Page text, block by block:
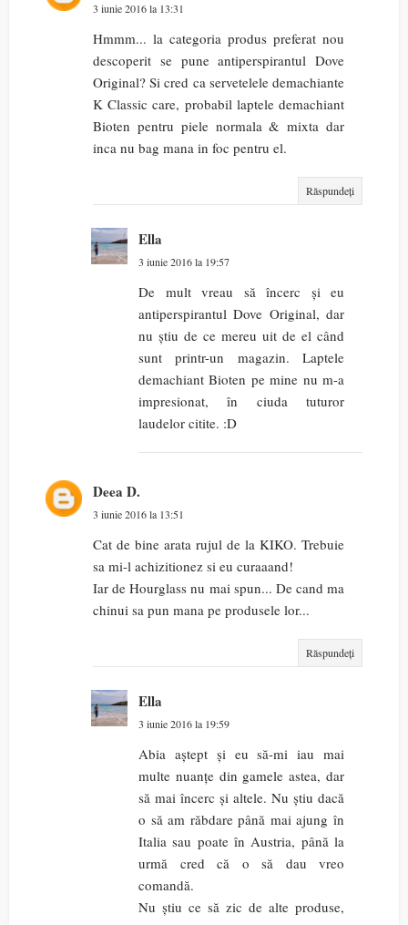
3 iunie 2016 la 13:31
Hmmm... la categoria produs preferat nou
descoperit se pune antiperspirantul Dove
Original? Si cred ca servetelele demachiante
K Classic care, probabil laptele demachiant
Bioten pentru piele normala & mixta dar
inca nu bag mana in foc pentru el.
Răspundeți
Ella
3 iunie 2016 la 19:57
De mult vreau să încerc și eu
antiperspirantul Dove Original, dar
nu știu de ce mereu uit de el când
sunt printr-un magazin. Laptele
demachiant Bioten pe mine nu m-a
impresionat, în ciuda tuturor
laudelor citite. :D
Deea D.
3 iunie 2016 la 13:51
Cat de bine arata rujul de la KIKO. Trebuie
sa mi-l achizitionez si eu curaaand!
Iar de Hourglass nu mai spun... De cand ma
chinui sa pun mana pe produsele lor...
Răspundeți
Ella
3 iunie 2016 la 19:59
Abia aștept și eu să-mi iau mai
multe nuanțe din gamele astea, dar
să mai încerc și altele. Nu știu dacă
o să am răbdare până mai ajung în
Italia sau poate în Austria, până la
urmă cred că o să dau vreo
comandă.
Nu știu ce să zic de alte produse,